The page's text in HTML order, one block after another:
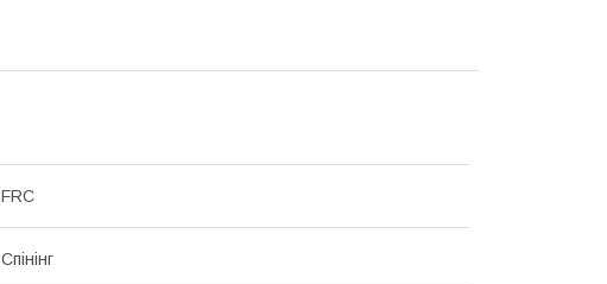
FRC
Спінінг